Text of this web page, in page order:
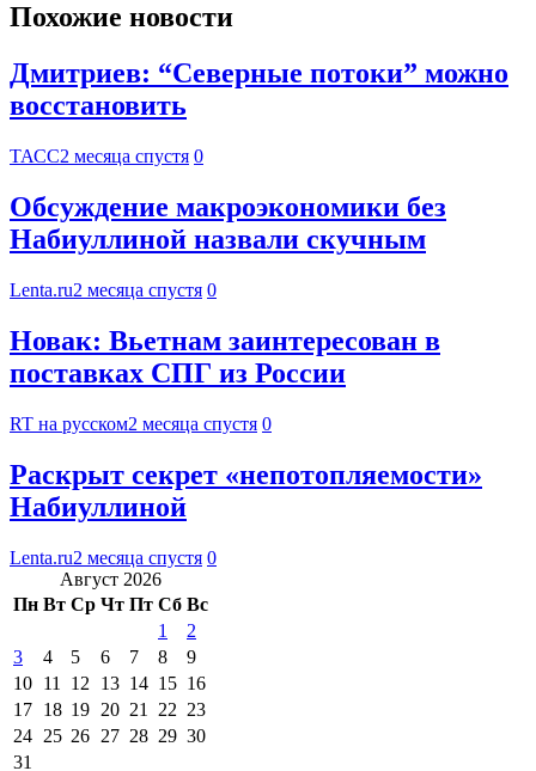
Похожие новости
Дмитриев: “Северные потоки” можно
восстановить
ТАСС2 месяца спустя 0
Обсуждение макроэкономики без
Набиуллиной назвали скучным
Lenta.ru2 месяца спустя 0
Новак: Вьетнам заинтересован в
поставках СПГ из России
RT на русском2 месяца спустя 0
Раскрыт секрет «непотопляемости»
Набиуллиной
Lenta.ru2 месяца спустя 0
Август 2026
Пн Вт Ср Чт Пт Сб Вс
1
2
3
4 5 6 7 8
9
10 11 12 13 14 15 16
17 18 19 20 21 22 23
24 25 26 27 28 29 30
31